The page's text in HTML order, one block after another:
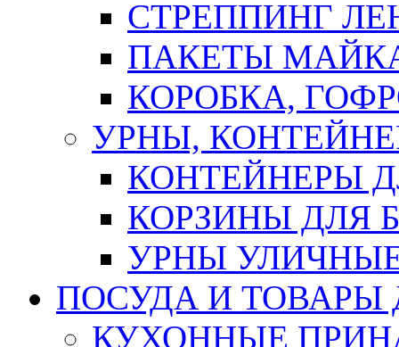
СТРЕППИНГ
ПАКЕТЫ
КОРОБКА,
УРНЫ,
КОНТЕЙНЕРЫ
КОРЗИНЫ ДЛЯ
УРНЫ
ПОСУДА И ТОВАРЫ
КУХОННЫЕ